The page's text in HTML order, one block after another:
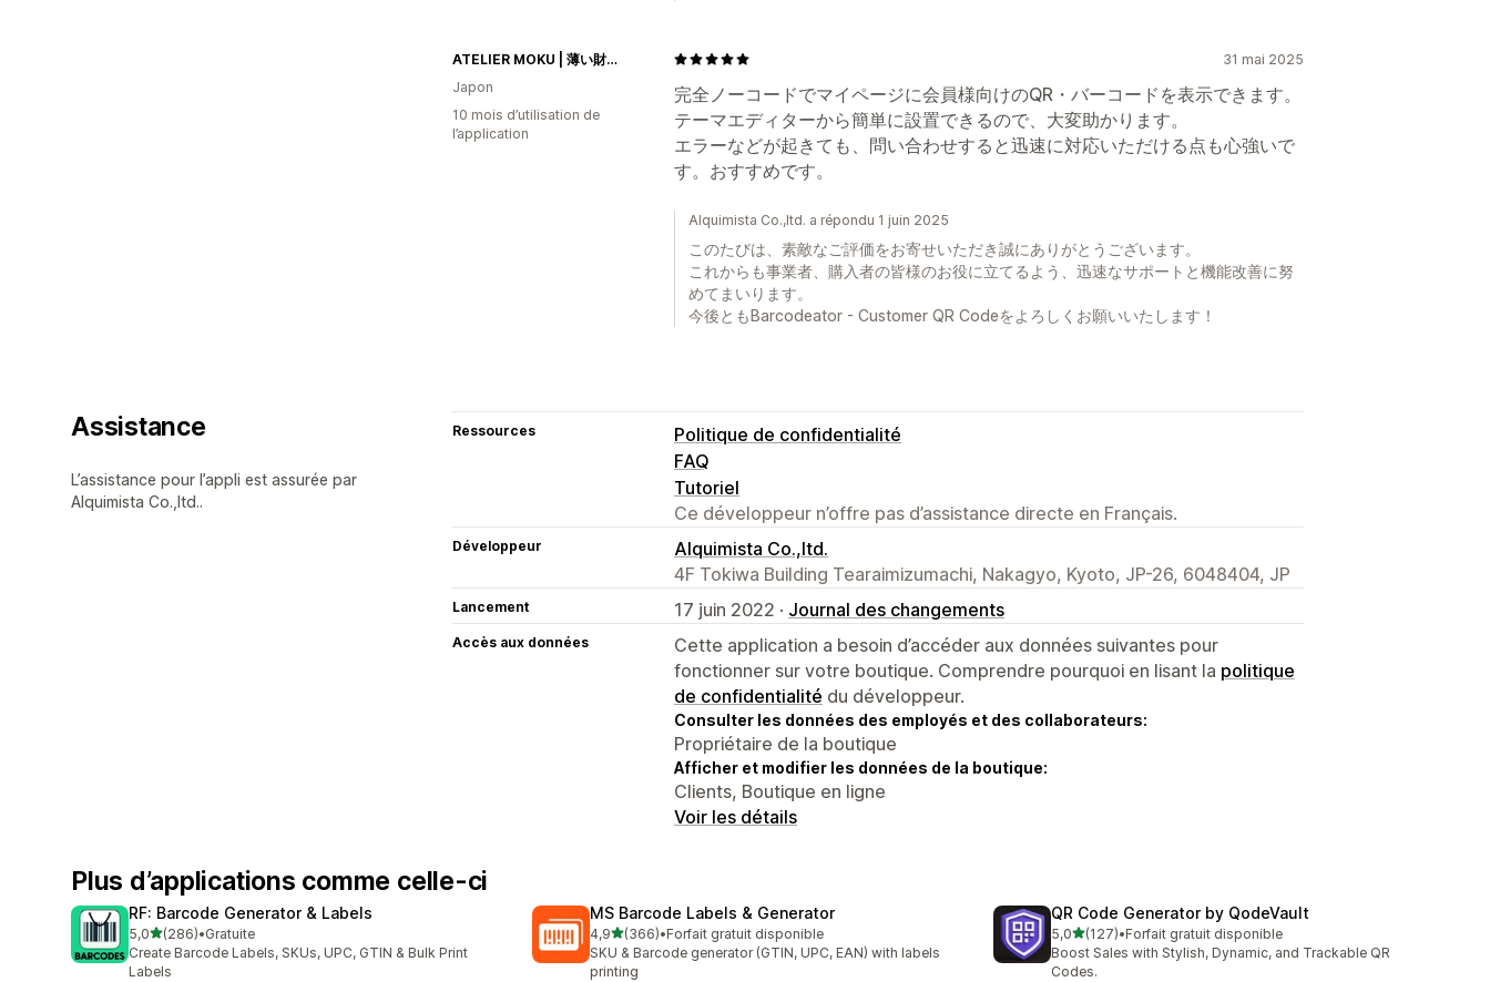
31 mai 2025
完全ノーコードでマイページに会員様向けのQR・バーコードを表示できます。
テーマエディターから簡単に設置できるので、大変助かります。
エラーなどが起きても、問い合わせすると迅速に対応いただける点も心強いで
す。おすすめです。
ATELIER MOKU | 薄い財布などの革小物ブランド
Japon
10 mois d’utilisation de
l’application
Alquimista Co.,ltd. a répondu 1 juin 2025
このたびは、素敵なご評価をお寄せいただき誠にありがとうございます。
これからも事業者、購入者の皆様のお役に立てるよう、迅速なサポートと機能改善に努
めてまいります。
今後ともBarcodeator - Customer QR Codeをよろしくお願いいたします！
Assistance
L’assistance pour l’appli est assurée par
Alquimista Co.,ltd..
Ressources
Politique de confidentialité
FAQ
Tutoriel
Ce développeur n’offre pas d’assistance directe en Français.
Développeur
Alquimista Co.,ltd.
4F Tokiwa Building Tearaimizumachi, Nakagyo, Kyoto, JP-26, 6048404, JP
Lancement 17 juin 2022 · Journal des changements
Accès aux données
Cette application a besoin d’accéder aux données suivantes pour
fonctionner sur votre boutique. Comprendre pourquoi en lisant la politique
de confidentialité du développeur.
Consulter les données des employés et des collaborateurs:
Propriétaire de la boutique
Afficher et modifier les données de la boutique:
Clients, Boutique en ligne
Voir les détails
Plus d’applications comme celle-ci
RF: Barcode Generator & Labels
5,0étoile(s) sur 5
(286)
286 avis au total
•Gratuite
Create Barcode Labels, SKUs, UPC, GTIN & Bulk Print
Labels
MS Barcode Labels & Generator
4,9étoile(s) sur 5
(366)
366 avis au total
•Forfait gratuit disponible
SKU & Barcode generator (GTIN, UPC, EAN) with labels
printing
QR Code Generator by QodeVault
5,0étoile(s) sur 5
(127)
127 avis au total
•Forfait gratuit disponible
Boost Sales with Stylish, Dynamic, and Trackable QR
Codes.